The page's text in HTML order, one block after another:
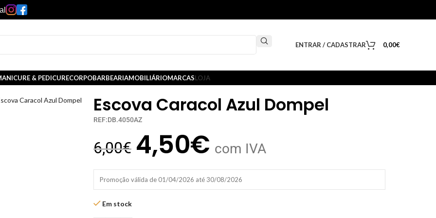
ENTRAR / CADASTRAR 0,00€
& PEDICURECORPOBARBEARIAMOBILIÁRIOMARCASLOJA
Caracol Azul Dompel Escova Caracol Azul Dompel
REF:DB.4050AZ
6,00€ 4,50€ com IVA
Promoção válida de 01/04/2026 até 30/08/2026
Em stock